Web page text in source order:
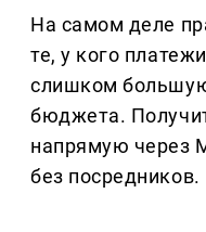
На самом деле
те, у кого
слишком
бюджета.
напрямую через
без посредников.